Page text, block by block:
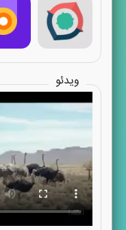
ویدئو